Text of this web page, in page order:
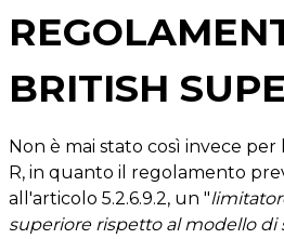
BRITISH
Non è mai stato così invece per
R, in quanto il regolamento
all'articolo 5.2.6.9.2, un "
superiore rispetto al modello di